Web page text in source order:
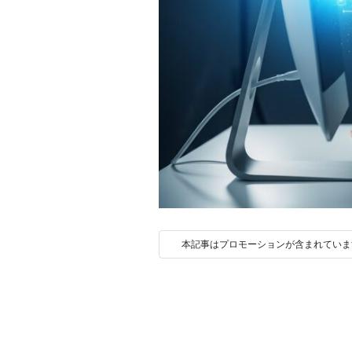
本記事はプロモーションが含まれてい